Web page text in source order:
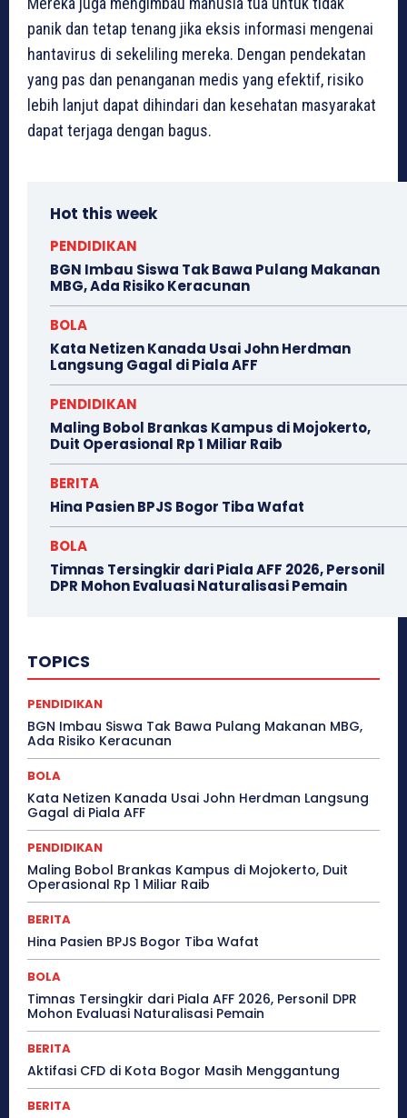
panik dan tetap tenang jika eksis informasi mengenai
hantavirus di sekeliling mereka. Dengan pendekatan
yang pas dan penanganan medis yang efektif, risiko
lebih lanjut dapat dihindari dan kesehatan masyarakat
dapat terjaga dengan bagus.
Hot this week
PENDIDIKAN
BGN Imbau Siswa Tak Bawa Pulang Makanan
MBG, Ada Risiko Keracunan
BOLA
Kata Netizen Kanada Usai John Herdman
Langsung Gagal di Piala AFF
PENDIDIKAN
Maling Bobol Brankas Kampus di Mojokerto,
Duit Operasional Rp 1 Miliar Raib
BERITA
Hina Pasien BPJS Bogor Tiba Wafat
BOLA
Timnas Tersingkir dari Piala AFF 2026, Personil
DPR Mohon Evaluasi Naturalisasi Pemain
TOPICS
PENDIDIKAN
BGN Imbau Siswa Tak Bawa Pulang Makanan MBG,
Ada Risiko Keracunan
BOLA
Kata Netizen Kanada Usai John Herdman Langsung
Gagal di Piala AFF
PENDIDIKAN
Maling Bobol Brankas Kampus di Mojokerto, Duit
Operasional Rp 1 Miliar Raib
BERITA
Hina Pasien BPJS Bogor Tiba Wafat
BOLA
Timnas Tersingkir dari Piala AFF 2026, Personil DPR
Mohon Evaluasi Naturalisasi Pemain
BERITA
Aktifasi CFD di Kota Bogor Masih Menggantung
BERITA